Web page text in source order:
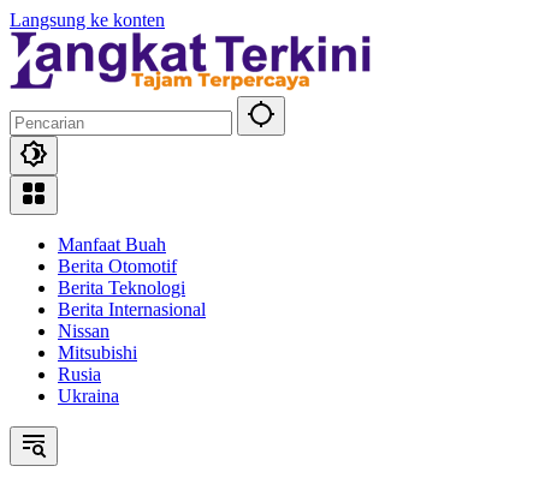
Langsung ke konten
Manfaat Buah
Berita Otomotif
Berita Teknologi
Berita Internasional
Nissan
Mitsubishi
Rusia
Ukraina